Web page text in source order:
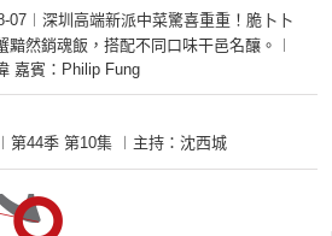
07︱深圳高端新派中菜驚喜重重！脆卜卜
然銷魂飯，搭配不同口味干邑名釀。︱
嘉賓：Philip Fung
第44季 第10集 ︱主持：沈西城